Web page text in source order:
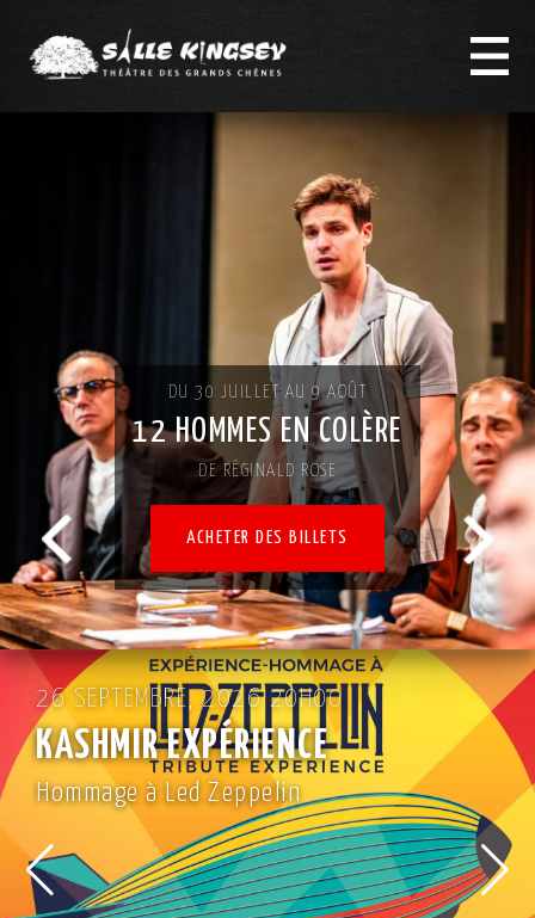
DU 30 JUILLET AU 9 AOÛT
12 HOMMES EN COLÈRE
DE RÉGINALD ROSE
ACHETER DES BILLETS
2 OCTOBRE, 2026 20H00
KAÏN
La cour des grands: 25